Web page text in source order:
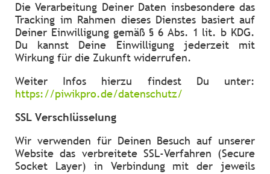
Die Verarbeitung Deiner Daten insbesondere das
Tracking im Rahmen dieses Dienstes basiert auf
Deiner Einwilligung gemäß § 6 Abs. 1 lit. b KDG.
Du kannst Deine Einwilligung jederzeit mit
Wirkung für die Zukunft widerrufen.
Weiter Infos hierzu findest Du unter:
https://piwikpro.de/datenschutz/
SSL Verschlüsselung
Wir verwenden für Deinen Besuch auf unserer
Website das verbreitete SSL-Verfahren (Secure
Socket Layer) in Verbindung mit der jeweils